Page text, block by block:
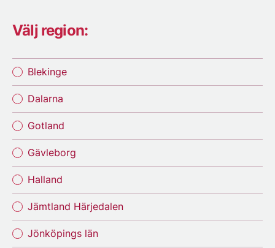
Välj region:
Blekinge
Dalarna
Gotland
Gävleborg
Halland
Jämtland Härjedalen
Jönköpings län